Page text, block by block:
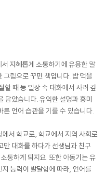
서 지혜롭게 소통하기에 유용한 말
림으로 꾸민 책입니다. 밥 먹을
할 때 등 일상 속 대화에서 사려 깊
담았습니다. 유익한 설명과 흥미
언어 습관을 기를 수 있습니다.
서 학교로, 학교에서 지역 사회로
만 대화를 하다가 선생님과 친구
통하게 되지요. 또한 아동기는 유
능력이 발달함에 따라, 언어를